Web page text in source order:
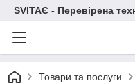
SVITAЄ - Перевірена
Товари та послуги